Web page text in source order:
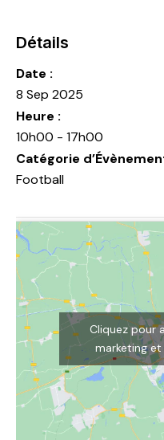
Détails
Date :
8 Sep 2025
Heure :
10h00 - 17h00
Catégorie
Football
Cliquez pour
marketing